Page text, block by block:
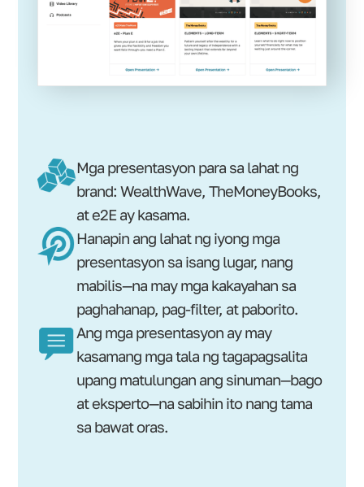
Mga presentasyon para sa lahat ng
brand: WealthWave, TheMoneyBooks,
at e2E ay kasama.
Hanapin ang lahat ng iyong mga
presentasyon sa isang lugar, nang
mabilis—na may mga kakayahan sa
paghahanap, pag-filter, at paborito.
Ang mga presentasyon ay may
kasamang mga tala ng tagapagsalita
upang matulungan ang sinuman—bago
at eksperto—na sabihin ito nang tama
sa bawat oras.